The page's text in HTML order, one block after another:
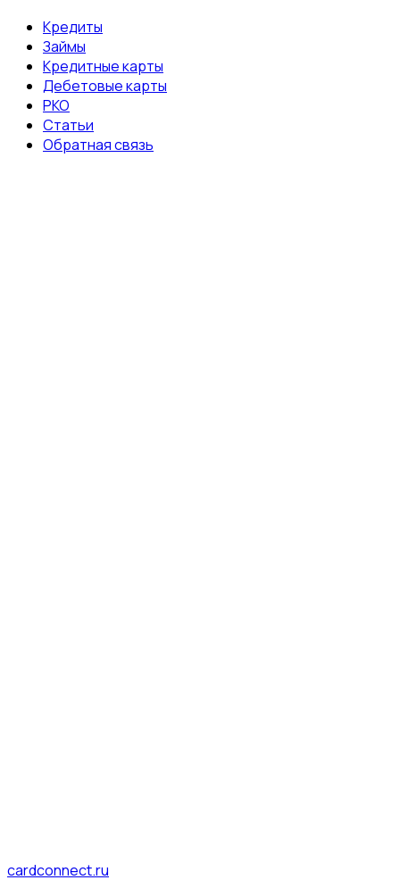
Кредиты
Займы
Кредитные карты
Дебетовые карты
РКО
Статьи
Обратная связь
cardconnect.ru